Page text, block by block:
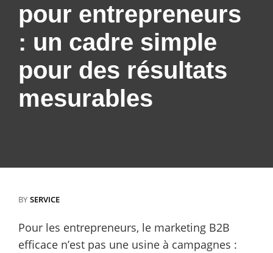
pour entrepreneurs
: un cadre simple
pour des résultats
mesurables
BY SERVICE
Pour les entrepreneurs, le marketing B2B
efficace n’est pas une usine à campagnes :